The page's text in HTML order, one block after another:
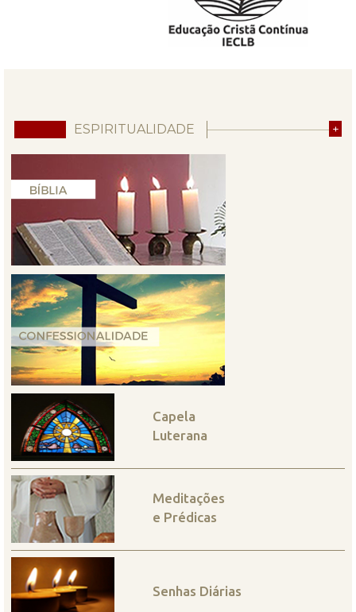
ESPIRITUALIDADE +
Capela
Luterana
Meditações
e Prédicas
Senhas Diárias